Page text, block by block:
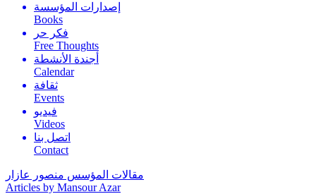
إصدارات المؤسسة
Books
فكر حر
Free Thoughts
أجندة الأنشطة
Calendar
ثقافة
Events
فيديو
Videos
اتصل بنا
Contact
مقالات المؤسس منصور عازار
Articles by Mansour Azar